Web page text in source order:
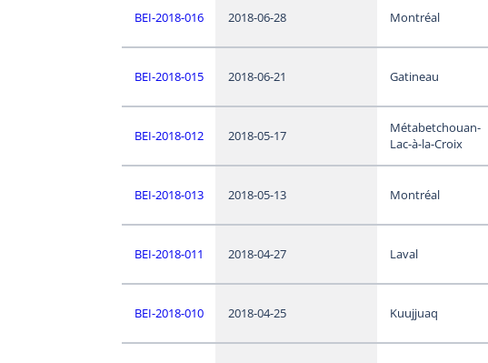
BEI-2018-016 2018-06-28 Montréal
BEI-2018-015 2018-06-21 Gatineau
BEI-2018-012 2018-05-17
Métabetchouan-
Lac-à-la-Croix
BEI-2018-013 2018-05-13 Montréal
BEI-2018-011 2018-04-27 Laval
BEI-2018-010 2018-04-25 Kuujjuaq